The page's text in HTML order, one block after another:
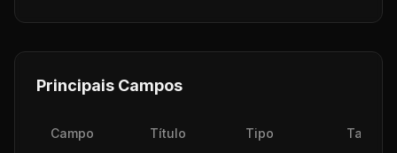
Principais Campos
Campo Título Tipo